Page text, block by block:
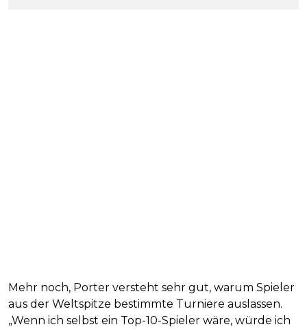
Mehr noch, Porter versteht sehr gut, warum Spieler
aus der Weltspitze bestimmte Turniere auslassen.
„Wenn ich selbst ein Top-10-Spieler wäre, würde ich